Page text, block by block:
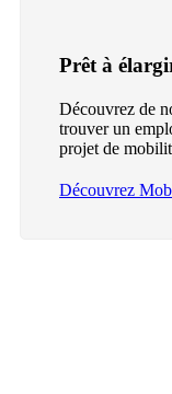
Prêt à
Découvrez de
trouver un
projet de
Découvrez